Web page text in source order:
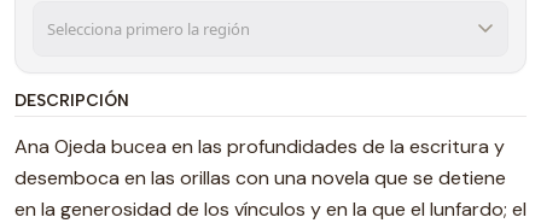
DESCRIPCIÓN
Ana Ojeda bucea en las profundidades de la escritura y
desemboca en las orillas con una novela que se detiene
en la generosidad de los vínculos y en la que el lunfardo; el